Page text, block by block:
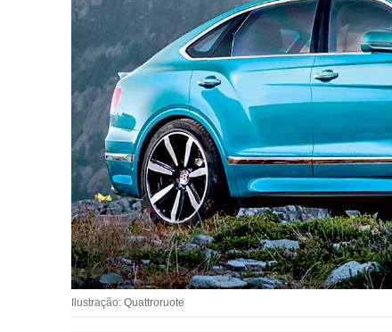
Ilustração: Quattroruote